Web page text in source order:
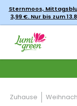
Sternmoos,
3,99 €. Nur bis zum
Zuhause